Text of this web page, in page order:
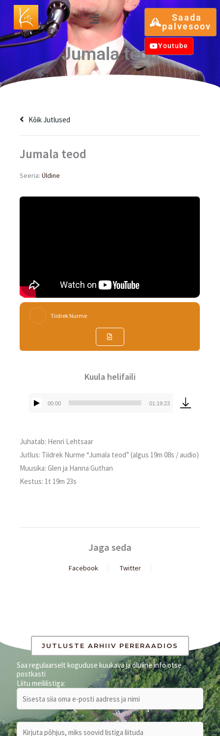
content
Menu
Youtube
Saada
palvesoov
Jumala teod
Kõik Jutlused
Jumala teod
Seeria:Üldine
Tiidrek Nurme
Kuula helifaili
00:00 01:19:23
Juhatab: Henri Lehtsaar
Jutlus: Tiidrek Nurme “Jumala teod” (algus 19m 08s / audio)
Muusika: Glen ja Hanna Guthan
Kestus: 1t 19m 23s
Jaga seda
Facebook Twitter
JUTLUSTE ARHIIV PERERAADIOS
Saa regulaarselt koguduse kuukava ja oluline info otse
postkasti
Liitu meililistiga: